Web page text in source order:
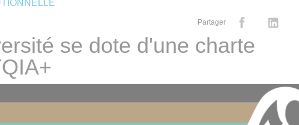
Partager
se dote d'une charte